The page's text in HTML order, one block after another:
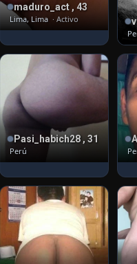
maduro_act , 43
Lima, Lima · Activo
Pasi_habich28 , 31
Perú